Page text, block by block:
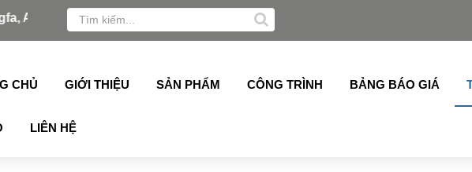
Pmi, Germany, Topalu, Technan, Schuco, Slim Azdoor, cửa lá sách,chớp
CHỦ GIỚI THIỆU SẢN PHẨM CÔNG TRÌNH BẢNG BÁO GIÁ
LIÊN HỆ